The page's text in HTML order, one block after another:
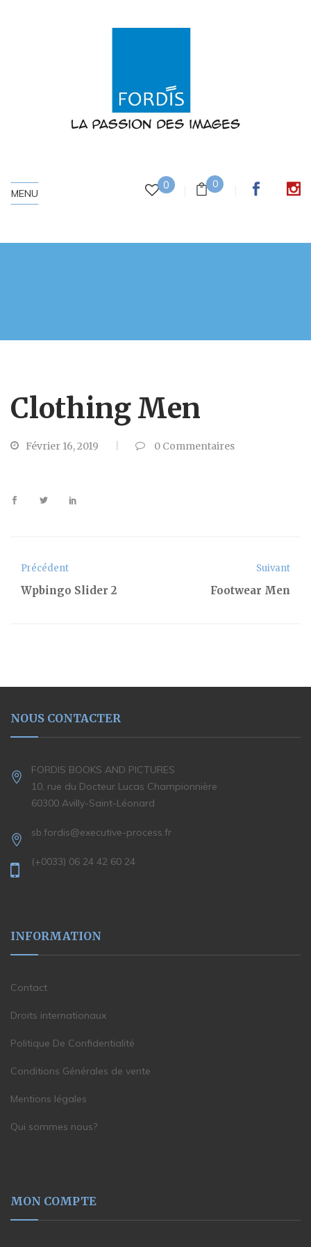
0 0
MENU
Clothing Men
Février 16, 2019 0 Commentaires
Précédent
Wpbingo Slider 2
Suivant
Footwear Men
NOUS CONTACTER
FORDIS BOOKS AND PICTURES
10, rue du Docteur Lucas Championnière
60300 Avilly-Saint-Léonard
sb.fordis@executive-process.fr
(+0033) 06 24 42 60 24
INFORMATION
Contact
Droits internationaux
Politique De Confidentialité
Conditions Générales de vente
Mentions légales
Qui sommes nous?
MON COMPTE